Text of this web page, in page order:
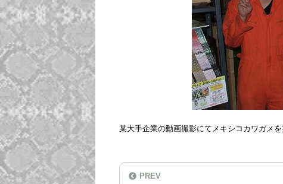
某大手企業の動画撮影にてメキシコカワガメを
PREV